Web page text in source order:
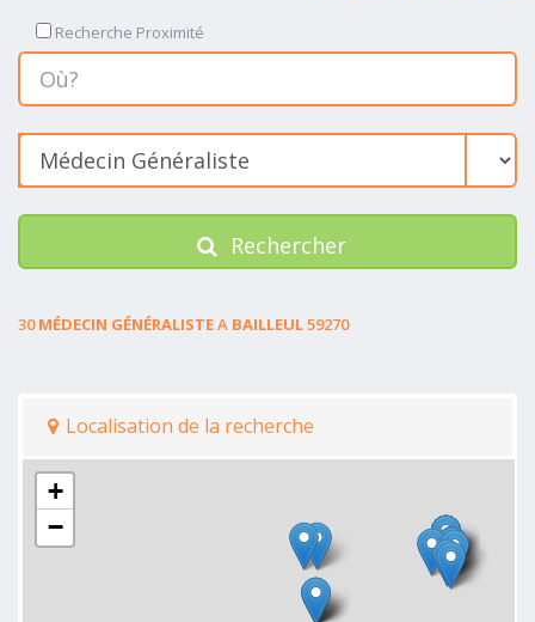
Recherche Proximité
Rechercher
30MÉDECIN GÉNÉRALISTEA BAILLEUL59270
Localisation de la recherche
+
−